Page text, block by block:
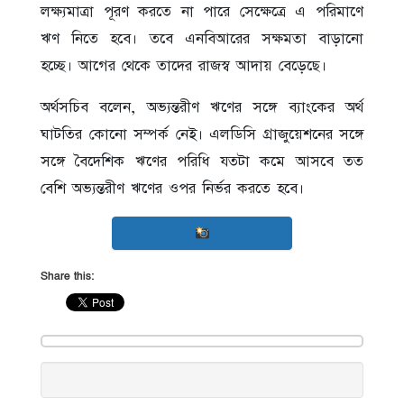
লক্ষ্যমাত্রা পূরণ করতে না পারে সেক্ষেত্রে এ পরিমাণে
ঋণ নিতে হবে। তবে এনবিআরের সক্ষমতা বাড়ানো
হচ্ছে। আগের থেকে তাদের রাজস্ব আদায় বেড়েছে।
অর্থসচিব বলেন, অভ্যন্তরীণ ঋণের সঙ্গে ব্যাংকের অর্থ
ঘাটতির কোনো সম্পর্ক নেই। এলডিসি গ্রাজুয়েশনের সঙ্গে
সঙ্গে বৈদেশিক ঋণের পরিধি যতটা কমে আসবে তত
বেশি অভ্যন্তরীণ ঋণের ওপর নির্ভর করতে হবে।
Share this: